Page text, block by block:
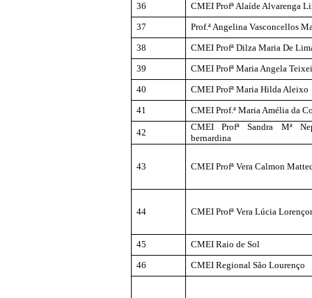
36
CMEIProfªAlaíde Alvarenga
37
Prof.ª Angelina Vasconcellos
38
CMEIProfª Dilza Maria De
39
CMEIProfª MariaAngela
40
CMEIProfª Maria Hilda Aleixo
41
CMEI Prof.ª Maria Amélia da
42
CMEIProfª Sandra Mª
bernardina
43 CMEIProfª Vera Calmon
44 CMEIProfª Vera Lúcia
45
CMEI Raio de Sol
46
CMEI Regional São Lourenço